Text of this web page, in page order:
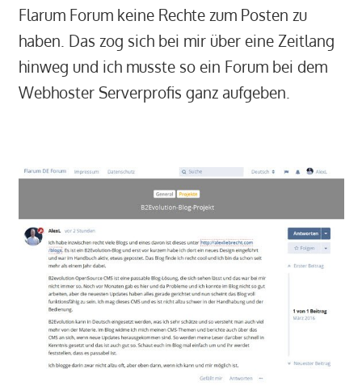
Flarum Forum keine Rechte zum Posten zu
haben. Das zog sich bei mir über eine Zeitlang
hinweg und ich musste so ein Forum bei dem
Webhoster Serverprofis ganz aufgeben.